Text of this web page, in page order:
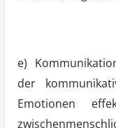
e)
der
Emotionen